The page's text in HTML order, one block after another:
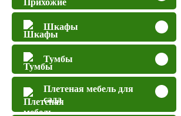
Шкафы
Тумбы
Плетеная мебель для
сада